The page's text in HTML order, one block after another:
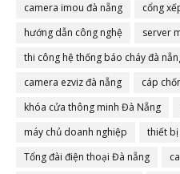
camera imou đà nẵng
cổng
hướng dẫn công nghệ
server
thi công hệ thống báo cháy đà
camera ezviz đà nẵng
cáp
khóa cửa thông minh Đà Nẵng
máy chủ doanh nghiệp
thiết
Tổng đài điện thoại Đà nẵng